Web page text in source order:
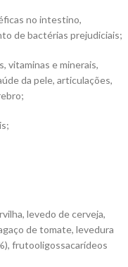
no intestino,
de bactérias prejudiciais;
vitaminas e minerais,
da pele, articulações,
levedo de cerveja,
de tomate, levedura
frutooligossacarídeos